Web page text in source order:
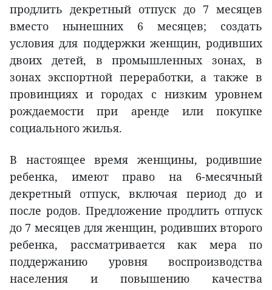
продлить декретный отпуск до 7 месяцев
вместо нынешних 6 месяцев; создать
условия для поддержки женщин, родивших
двоих детей, в промышленных зонах, в
зонах экспортной переработки, а также в
провинциях и городах с низким уровнем
рождаемости при аренде или покупке
социального жилья.
В настоящее время женщины, родившие
ребенка, имеют право на 6-месячный
декретный отпуск, включая период до и
после родов. Предложение продлить отпуск
до 7 месяцев для женщин, родивших второго
ребенка, рассматривается как мера по
поддержанию уровня воспроизводства
населения и повышению качества